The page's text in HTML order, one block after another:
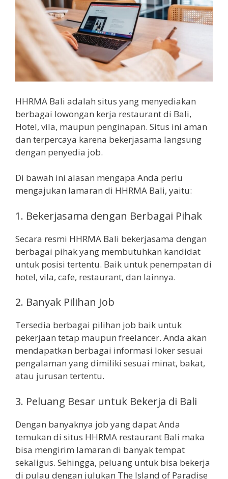
HHRMA Bali adalah situs yang menyediakan
berbagai lowongan kerja restaurant di Bali,
Hotel, vila, maupun penginapan. Situs ini aman
dan terpercaya karena bekerjasama langsung
dengan penyedia job.
Di bawah ini alasan mengapa Anda perlu
mengajukan lamaran di HHRMA Bali, yaitu:
1. Bekerjasama dengan Berbagai Pihak
Secara resmi HHRMA Bali bekerjasama dengan
berbagai pihak yang membutuhkan kandidat
untuk posisi tertentu. Baik untuk penempatan di
hotel, vila, cafe, restaurant, dan lainnya.
2. Banyak Pilihan Job
Tersedia berbagai pilihan job baik untuk
pekerjaan tetap maupun freelancer. Anda akan
mendapatkan berbagai informasi loker sesuai
pengalaman yang dimiliki sesuai minat, bakat,
atau jurusan tertentu.
3. Peluang Besar untuk Bekerja di Bali
Dengan banyaknya job yang dapat Anda
temukan di situs HHRMA restaurant Bali maka
bisa mengirim lamaran di banyak tempat
sekaligus. Sehingga, peluang untuk bisa bekerja
di pulau dengan julukan The Island of Paradise